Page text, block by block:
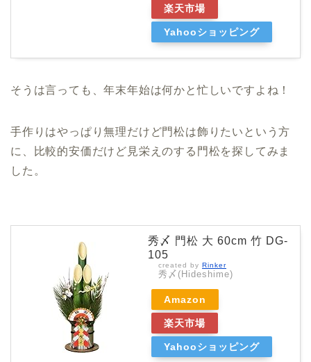
楽天市場
Yahooショッピング
そうは言っても、年末年始は何かと忙しいですよね！
手作りはやっぱり無理だけど門松は飾りたいという方
に、比較的安価だけど見栄えのする門松を探してみま
した。
秀〆 門松 大 60cm 竹 DG-
105
created by Rinker
秀〆(Hideshime)
Amazon
楽天市場
Yahooショッピング